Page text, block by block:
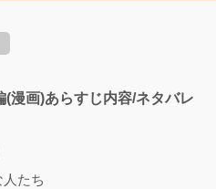
漫画)あらすじ内容/ネタバレ
たち